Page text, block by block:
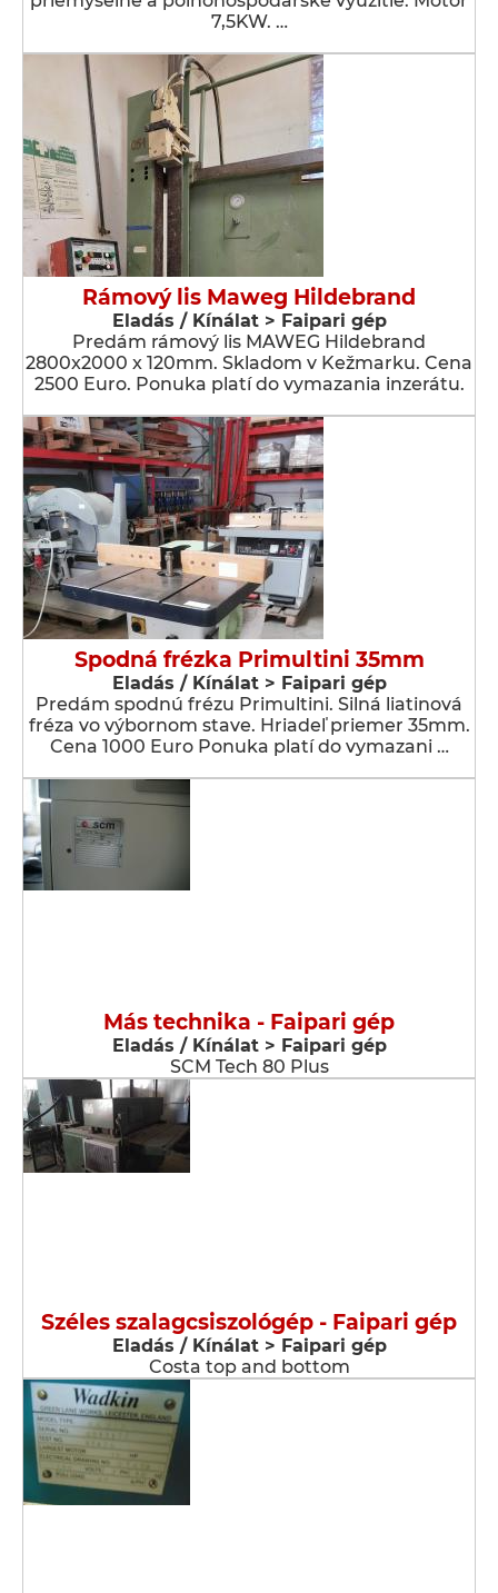
7,5KW. …
Rámový lis Maweg Hildebrand
Eladás / Kínálat > Faipari gép
Predám rámový lis MAWEG Hildebrand
2800x2000 x 120mm. Skladom v Kežmarku. Cena
2500 Euro. Ponuka platí do vymazania inzerátu.
Spodná frézka Primultini 35mm
Eladás / Kínálat > Faipari gép
Predám spodnú frézu Primultini. Silná liatinová
fréza vo výbornom stave. Hriadeľ priemer 35mm.
Cena 1000 Euro Ponuka platí do vymazani …
Más technika - Faipari gép
Eladás / Kínálat > Faipari gép
SCM Tech 80 Plus
Széles szalagcsiszológép - Faipari gép
Eladás / Kínálat > Faipari gép
Costa top and bottom